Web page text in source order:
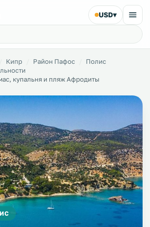
USD▾
Кипр Район Пафос
Полис
купальня и пляж Афродиты